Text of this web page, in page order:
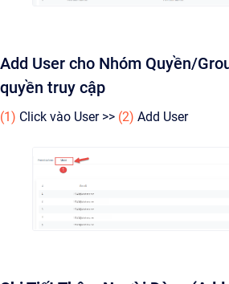
Add User cho Nhóm Quyền/
quyền truy cập
(1) Click vào User >> (2) Add User